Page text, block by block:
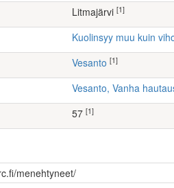
Litmajärvi [1]
Kuolinsyy muu kuin
Vesanto [1]
Vesanto, Vanha
57 [1]
menehtyneet/